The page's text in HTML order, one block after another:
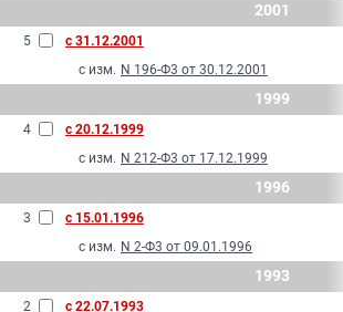
2001
5
с 31.12.2001
с изм. N 196-Ф3 от 30.12.2001
1999
4
с 20.12.1999
с изм. N 212-Ф3 от 17.12.1999
1996
3
с 15.01.1996
с изм. N 2-Ф3 от 09.01.1996
1993
2 с 22.07.1993